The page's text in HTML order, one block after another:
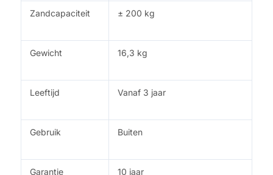
Zandcapaciteit ± 200 kg
Gewicht 16,3 kg
Leeftijd Vanaf 3 jaar
Gebruik Buiten
Garantie 10 jaar